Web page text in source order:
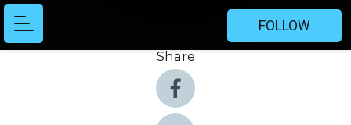
FOLLOW
Share